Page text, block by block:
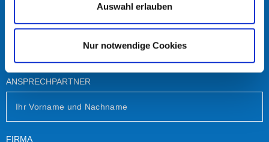
Auswahl erlauben
Nur notwendige Cookies
eine Anfrage und wir werden Sie kontaktieren
ANSPRECHPARTNER
FIRMA